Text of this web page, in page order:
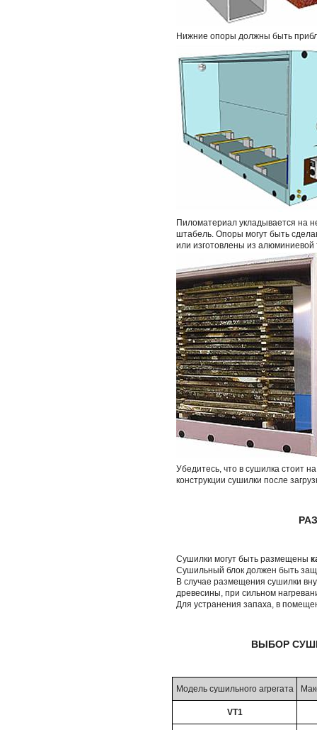
Нижние опоры должны быть
Пиломатериал укладывается на
штабель. Опоры могут быть
или изготовлены из алюминиевой
Убедитесь, что в сушилка стоит
конструкции сушилки после
Сушилки могут быть размещены
Сушильный блок должен быть
В случае размещения сушилки
древесины, при сильном
Для устранения запаха, в
ВЫБОР
Модель сушильного агрегата
VT1